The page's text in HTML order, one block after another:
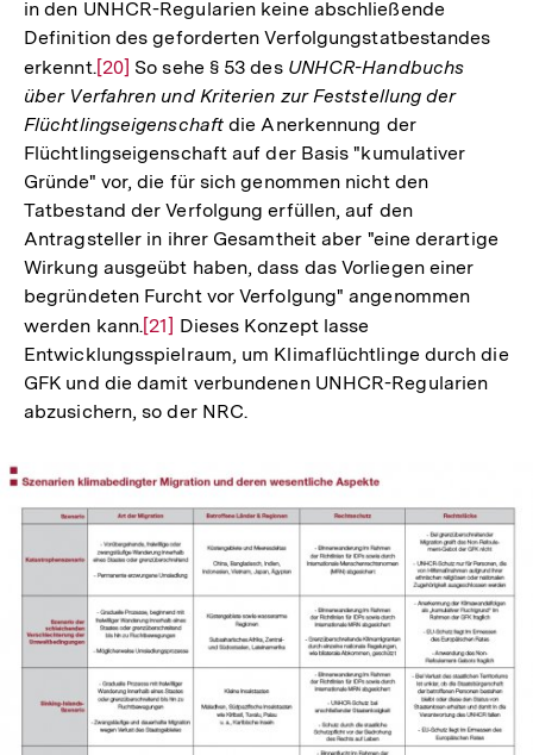
in den UNHCR-Regularien keine abschließende
Definition des geforderten Verfolgungstatbestandes
erkennt.Zur
Auflösung
der
Fußnote
[20] So sehe § 53 des UNHCR-Handbuchs
über Verfahren und Kriterien zur Feststellung der
Flüchtlingseigenschaftdie Anerkennung der
Flüchtlingseigenschaft auf der Basis "kumulativer
Gründe" vor, die für sich genommen nicht den
Tatbestand der Verfolgung erfüllen, auf den
Antragsteller in ihrer Gesamtheit aber "eine derartige
Wirkung ausgeübt haben, dass das Vorliegen einer
begründeten Furcht vor Verfolgung" angenommen
werden kann.Zur
Auflösung
der
Fußnote
[21] Dieses Konzept lasse
Entwicklungsspielraum, um Klimaflüchtlinge durch die
GFK und die damit verbundenen UNHCR-Regularien
abzusichern, so der NRC.
In
Lightbox
öffnen